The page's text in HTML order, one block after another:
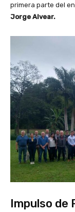
primera parte del
Jorge Alvear.
Impulso de